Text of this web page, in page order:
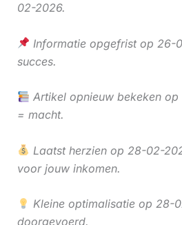
02-2026.
Informatie opgefrist op 26-
succes.
Artikel opnieuw bekeken
= macht.
Laatst herzien op 28-02-
voor jouw inkomen.
Kleine optimalisatie op 28-
doorgevoerd.